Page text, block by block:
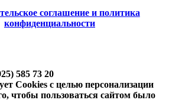
соглашение и политика
конфиденциальности
585 73 20
Cookies с целью персонализации
чтобы пользоваться сайтом было